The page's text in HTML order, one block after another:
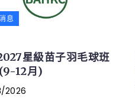
息
星級苗子羽毛球班
12月)
2026